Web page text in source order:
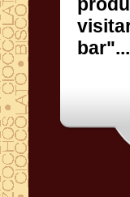
bar"...